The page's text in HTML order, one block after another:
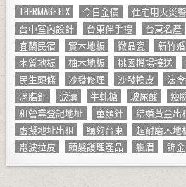
THERMAGE FLX 今日金價 住宅用火災
台中室內設計
台東伴手禮 台東名產
宜蘭民宿
實木地板 微晶瓷 新竹
木質地板
柚木地板 桃園機場接送
民生頭條
沙發修理 沙發換皮 法
消脂針
淚溝 牛軋糖 玻尿酸 瘦
租營業登記地址
童顏針 結婚黃金出
虛擬地址出租
購夠台東 超耐磨木地
電波拉皮
頭髮護理產品 飄眉 飾